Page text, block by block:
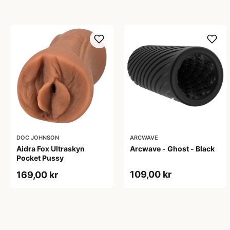
DOC JOHNSON
Aidra Fox Ultraskyn
Pocket Pussy
169,00 kr
ARCWAVE
Arcwave - Ghost - Black
109,00 kr